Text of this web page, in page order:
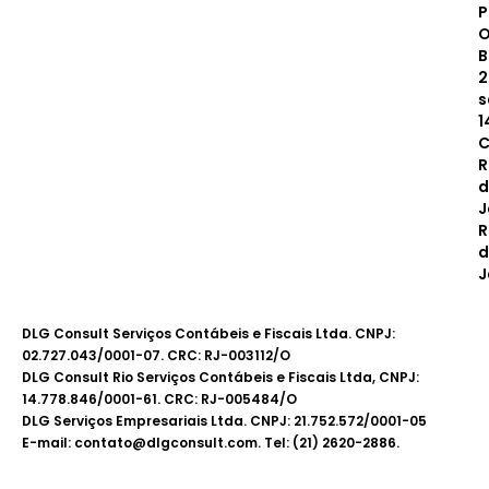
DLG Consult Serviços Contábeis e Fiscais Ltda. CNPJ:
02.727.043/0001-07. CRC: RJ-003112/O
DLG Consult Rio Serviços Contábeis e Fiscais Ltda, CNPJ:
14.778.846/0001-61. CRC: RJ-005484/O
DLG Serviços Empresariais Ltda. CNPJ: 21.752.572/0001-05
E-mail: contato@dlgconsult.com. Tel: (21) 2620-2886.